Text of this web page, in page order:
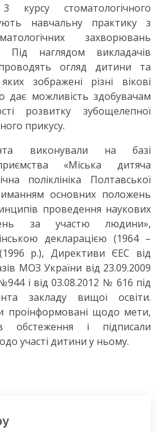
курсу стоматологічного
навчальну практику з
захворювань
Під наглядом викладачів
огляд дитини та
зображені різні вікові
дає можливість здобувачам
розвитку зубощелепної
прикусу.
виконували на базі
«Міська дитяча
поліклініка Полтавської
основних положень
проведення наукових
за участю людини»,
декларацією (1964 –
р.), Директиви ЄЕС від
МОЗ України від 23.09.2009
і від 03.08.2012 № 616 під
закладу вищої освіти.
проінформовані щодо мети,
обстеження і підписали
участі дитини у ньому.